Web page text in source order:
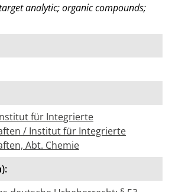
analytic; organic compounds;
für Integrierte
/ Institut für Integrierte
Abt. Chemie